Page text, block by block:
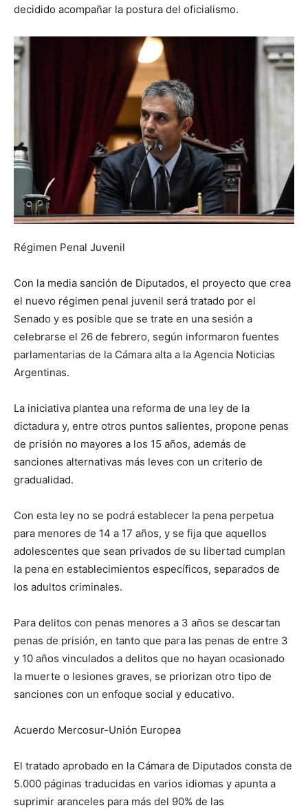
decidido acompañar la postura del oficialismo.
Régimen Penal Juvenil
Con la media sanción de Diputados, el proyecto que crea
el nuevo régimen penal juvenil será tratado por el
Senado y es posible que se trate en una sesión a
celebrarse el 26 de febrero, según informaron fuentes
parlamentarias de la Cámara alta a la Agencia Noticias
Argentinas.
La iniciativa plantea una reforma de una ley de la
dictadura y, entre otros puntos salientes, propone penas
de prisión no mayores a los 15 años, además de
sanciones alternativas más leves con un criterio de
gradualidad.
Con esta ley no se podrá establecer la pena perpetua
para menores de 14 a 17 años, y se fija que aquellos
adolescentes que sean privados de su libertad cumplan
la pena en establecimientos específicos, separados de
los adultos criminales.
Para delitos con penas menores a 3 años se descartan
penas de prisión, en tanto que para las penas de entre 3
y 10 años vinculados a delitos que no hayan ocasionado
la muerte o lesiones graves, se priorizan otro tipo de
sanciones con un enfoque social y educativo.
Acuerdo Mercosur-Unión Europea
El tratado aprobado en la Cámara de Diputados consta de
5.000 páginas traducidas en varios idiomas y apunta a
suprimir aranceles para más del 90% de las